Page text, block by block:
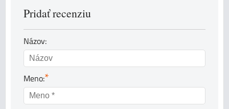
Pridať recenziu
Názov:
Meno:*